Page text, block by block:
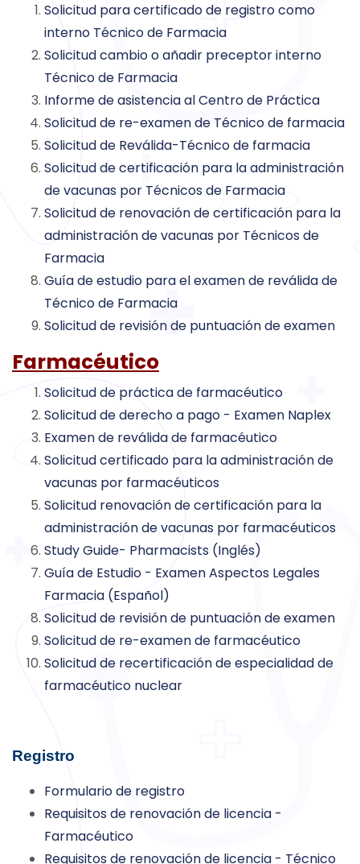
Solicitud para certificado de registro como
interno Técnico de Farmacia
Solicitud cambio o añadir preceptor interno
Técnico de Farmacia
Informe de asistencia al Centro de Práctica
Solicitud de re-examen de Técnico de farmacia
Solicitud de Reválida-Técnico de farmacia
Solicitud de certificación para la administración
de vacunas por Técnicos de Farmacia
Solicitud de renovación de certificación para la
administración de vacunas por Técnicos de
Farmacia
Guía de estudio para el examen de reválida de
Técnico de Farmacia
Solicitud de revisión de puntuación de examen
Farmacéutico
Solicitud de práctica de farmacéutico
Solicitud de derecho a pago - Examen Naplex
Examen de reválida de farmacéutico
Solicitud certificado para la administración de
vacunas por farmacéuticos
Solicitud renovación de certificación para la
administración de vacunas por farmacéuticos
Study Guide- Pharmacists (Inglés)
Guía de Estudio - Examen Aspectos Legales
Farmacia (Español)
Solicitud de revisión de puntuación de examen
Solicitud de re-examen de farmacéutico
Solicitud de recertificación de especialidad de
farmacéutico nuclear
Registro
Formulario de registro
Requisitos de renovación de licencia -
Farmacéutico
Requisitos de renovación de licencia - Técnico